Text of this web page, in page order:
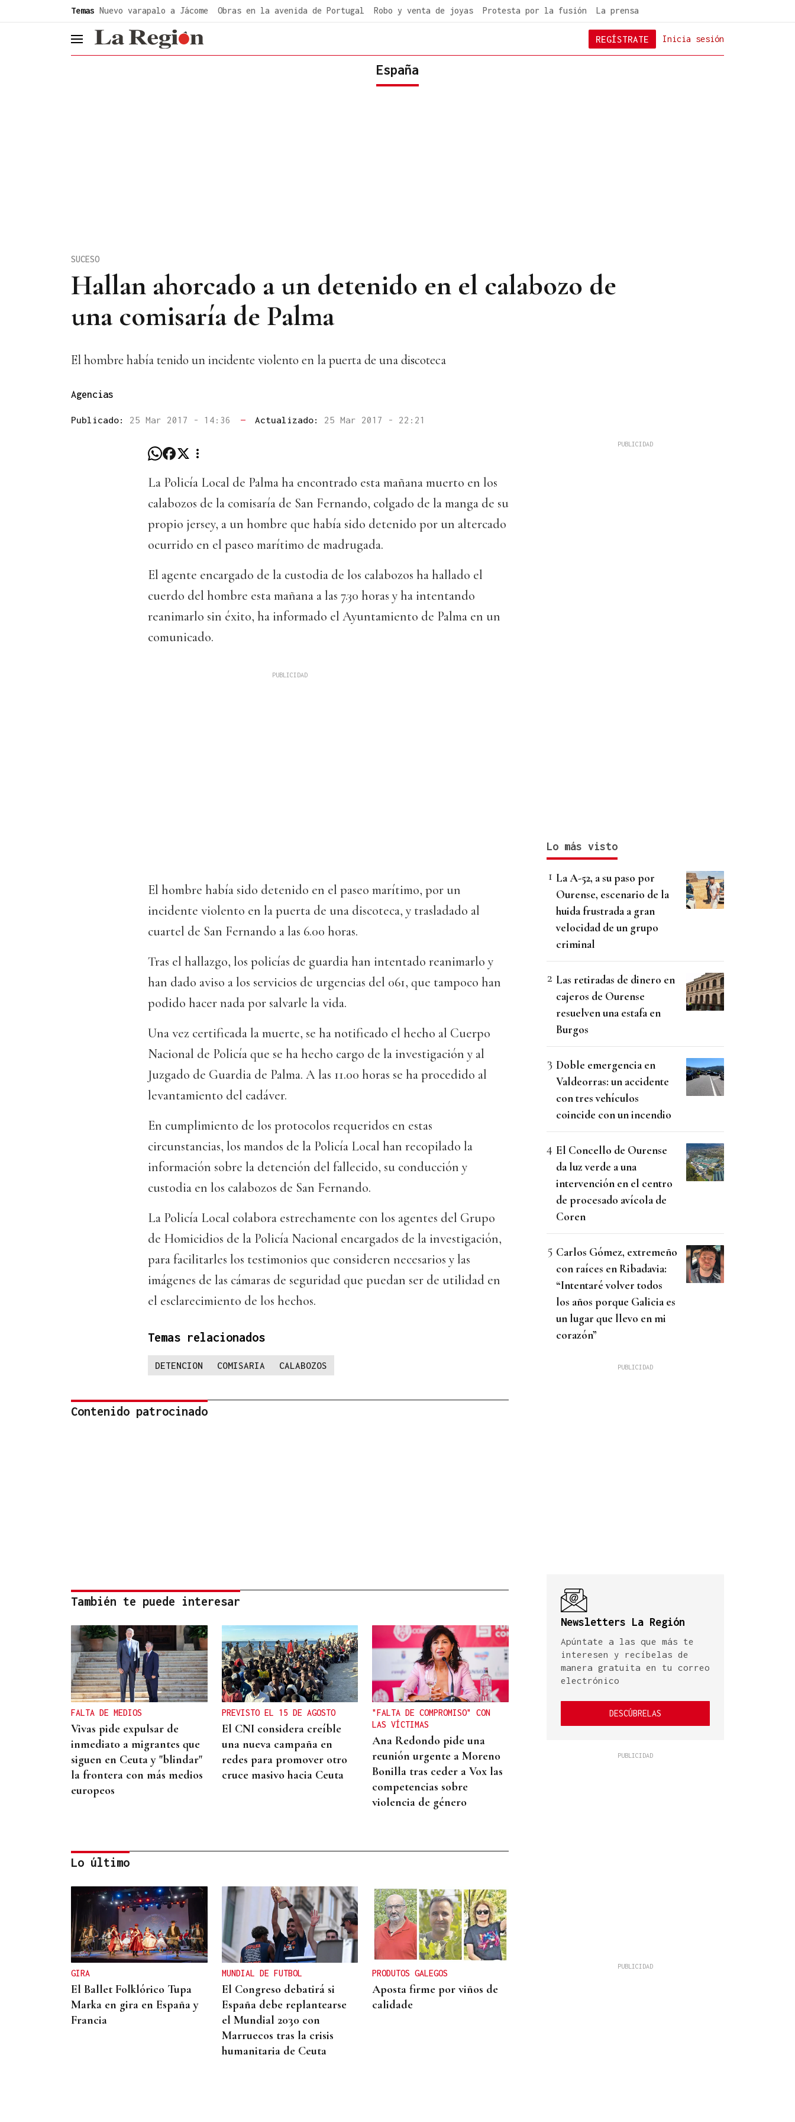
Temas Nuevo varapalo a Jácome Obras en la avenida de Portugal Robo y venta de joyas Protesta por la fusión La prensa
header.menu.open Inicia sesión
REGÍSTRATE
España
Hallan ahorcado a un detenido en el calabozo de
una comisaría de Palma
SUCESO
El hombre había tenido un incidente violento en la puerta de una discoteca
Agencias
Publicado: 25 Mar 2017 - 14:36 — Actualizado: 25 Mar 2017 - 22:21
La Policía Local de Palma ha encontrado esta mañana muerto en los
calabozos de la comisaría de San Fernando, colgado de la manga de su
propio jersey, a un hombre que había sido detenido por un altercado
ocurrido en el paseo marítimo de madrugada.
El agente encargado de la custodia de los calabozos ha hallado el
cuerdo del hombre esta mañana a las 7.30 horas y ha intentando
reanimarlo sin éxito, ha informado el Ayuntamiento de Palma en un
comunicado.
El hombre había sido detenido en el paseo marítimo, por un
incidente violento en la puerta de una discoteca, y trasladado al
cuartel de San Fernando a las 6.00 horas.
Tras el hallazgo, los policías de guardia han intentado reanimarlo y
han dado aviso a los servicios de urgencias del 061, que tampoco han
podido hacer nada por salvarle la vida.
Una vez certificada la muerte, se ha notificado el hecho al Cuerpo
Nacional de Policía que se ha hecho cargo de la investigación y al
Juzgado de Guardia de Palma. A las 11.00 horas se ha procedido al
levantamiento del cadáver.
En cumplimiento de los protocolos requeridos en estas
circunstancias, los mandos de la Policía Local han recopilado la
información sobre la detención del fallecido, su conducción y
custodia en los calabozos de San Fernando.
La Policía Local colabora estrechamente con los agentes del Grupo
de Homicidios de la Policía Nacional encargados de la investigación,
para facilitarles los testimonios que consideren necesarios y las
imágenes de las cámaras de seguridad que puedan ser de utilidad en
el esclarecimiento de los hechos.
Temas relacionados
DETENCION COMISARIA CALABOZOS
Contenido patrocinado
También te puede interesar
FALTA DE MEDIOS
Vivas pide expulsar de
inmediato a migrantes que
siguen en Ceuta y "blindar"
la frontera con más medios
europeos
PREVISTO EL 15 DE AGOSTO
El CNI considera creíble
una nueva campaña en
redes para promover otro
cruce masivo hacia Ceuta
"FALTA DE COMPROMISO" CON
LAS VÍCTIMAS
Ana Redondo pide una
reunión urgente a Moreno
Bonilla tras ceder a Vox las
competencias sobre
violencia de género
CRECIMIENTO DEMOGRÁFICO
Gráfico | España roza los 50
millones de habitantes tras
alcanzar un nuevo máximo
histórico
Lo último
GIRA
El Ballet Folklórico Tupa
Marka en gira en España y
Francia
MUNDIAL DE FUTBOL
El Congreso debatirá si
España debe replantearse
el Mundial 2030 con
Marruecos tras la crisis
humanitaria de Ceuta
PRODUTOS GALEGOS
Aposta firme por viños de
calidade
Lo más visto
La A-52, a su paso por
Ourense, escenario de la
huida frustrada a gran
velocidad de un grupo
criminal
Las retiradas de dinero en
cajeros de Ourense
resuelven una estafa en
Burgos
Doble emergencia en
Valdeorras: un accidente
con tres vehículos
coincide con un incendio
El Concello de Ourense
da luz verde a una
intervención en el centro
de procesado avícola de
Coren
Carlos Gómez, extremeño
con raíces en Ribadavia:
“Intentaré volver todos
los años porque Galicia es
un lugar que llevo en mi
corazón”
Newsletters La Región
Apúntate a las que más te
interesen y recíbelas de
manera gratuita en tu correo
electrónico
DESCÚBRELAS